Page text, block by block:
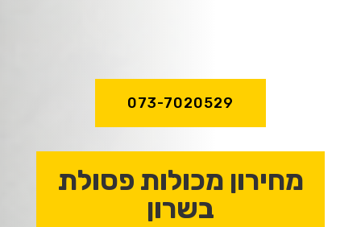
073-7020529
מחירון מכולות פסולת
בשרון